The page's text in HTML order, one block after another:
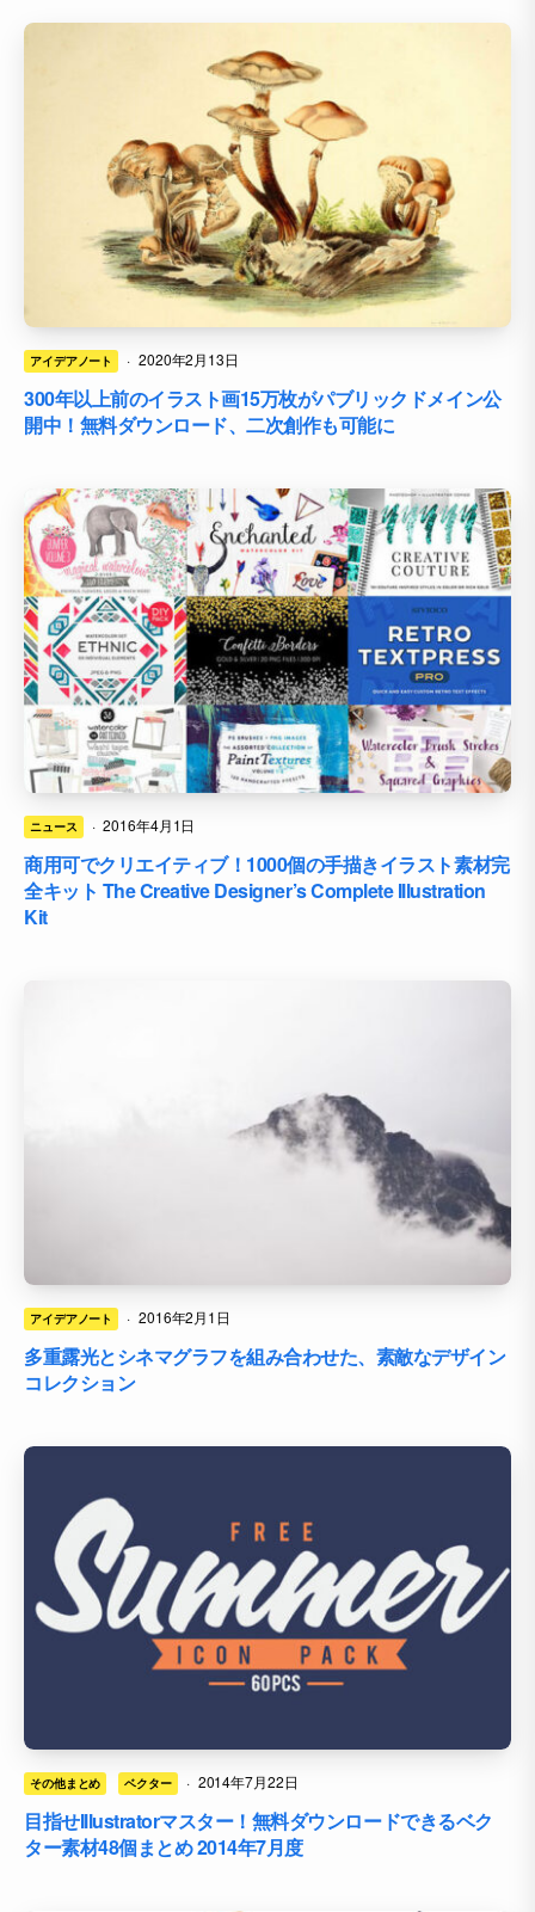
アイデアノート · 2020年2月13日
300年以上前のイラスト画15万枚がパブリックドメイン公
開中！無料ダウンロード、二次創作も可能に
ニュース · 2016年4月1日
商用可でクリエイティブ！1000個の手描きイラスト素材完
全キット The Creative Designer’s Complete Illustration
Kit
アイデアノート · 2016年2月1日
多重露光とシネマグラフを組み合わせた、素敵なデザイン
コレクション
その他まとめ ベクター · 2014年7月22日
目指せIllustratorマスター！無料ダウンロードできるベク
ター素材48個まとめ 2014年7月度